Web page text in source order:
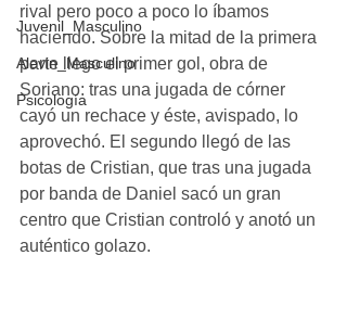
Juvenil_Masculino
Alevin_Masculino
Psicología
rival pero poco a poco lo íbamos
haciendo. Sobre la mitad de la primera
parte llego el primer gol, obra de
Soriano: tras una jugada de córner
cayó un rechace y éste, avispado, lo
aprovechó. El segundo llegó de las
botas de Cristian, que tras una jugada
por banda de Daniel sacó un gran
centro que Cristian controló y anotó un
auténtico golazo.